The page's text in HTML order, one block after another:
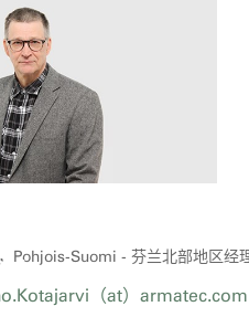
Pohjois-Suomi - 芬兰北部地区经
（at）armatec.com